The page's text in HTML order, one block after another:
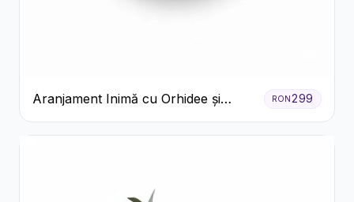
Aranjament Inimă cu Orhidee și
Floarea Miresei
RON299